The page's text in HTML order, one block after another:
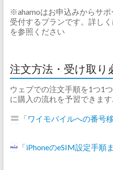
※ahamoはお申込みからサ
受付するプランです。詳し
を参照ください
注文方法・受け取り
ウェブでの注文手順を1つ1
に購入の流れを予習できます.
「ワイモバイルへの番号
「iPhoneのeSIM設定手順